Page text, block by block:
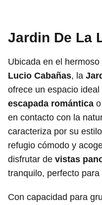
Jardin De La
Ubicada en el
Lucio Cabañas, la
ofrece un espacio
escapada romántica
en contacto con la
caracteriza por su
refugio cómodo y
disfrutar de vistas
tranquilo, perfecto
Con capacidad para